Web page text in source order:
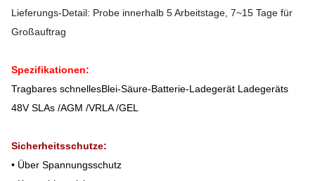
Lieferungs-Detail: Probe innerhalb 5 Arbeitstage, 7~15 Tage für
Großauftrag
Spezifikationen:
Tragbares schnellesBlei-Säure-Batterie-Ladegerät Ladegeräts
48V SLAs /AGM /VRLA /GEL
Sicherheitsschutze:
• Über Spannungsschutz